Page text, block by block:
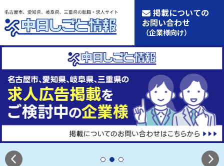
掲載についての
お問い合わせ
（企業様向け）